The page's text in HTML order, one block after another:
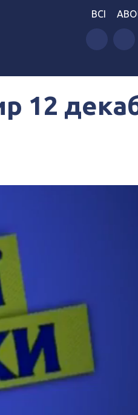
BCI
12